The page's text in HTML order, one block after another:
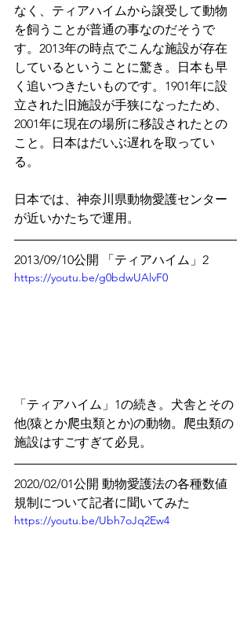
なく、ティアハイムから譲受して動物
を飼うことが普通の事なのだそうで
す。2013年の時点でこんな施設が存在
しているということに驚き。日本も早
く追いつきたいものです。1901年に設
立された旧施設が手狭になったため、
2001年に現在の場所に移設されたとの
こと。日本はだいぶ遅れを取ってい
る。
日本では、神奈川県動物愛護センター
が近いかたちで運用。
2013/09/10公開 「ティアハイム」2
https://youtu.be/g0bdwUAlvF0
「ティアハイム」1の続き。犬舎とその
他(猿とか爬虫類とか)の動物。爬虫類の
施設はすごすぎて必見。
2020/02/01公開 動物愛護法の各種数値
規制について記者に聞いてみた
https://youtu.be/Ubh7oJq2Ew4